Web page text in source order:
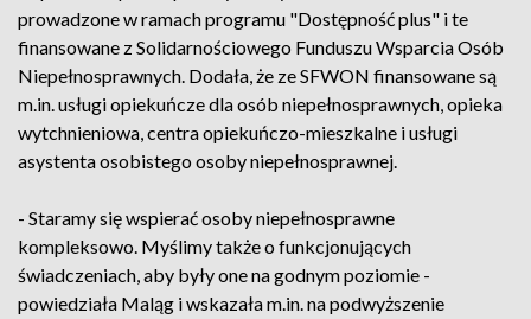
prowadzone w ramach programu "Dostępność plus" i te
finansowane z Solidarnościowego Funduszu Wsparcia Osób
Niepełnosprawnych. Dodała, że ze SFWON finansowane są
m.in. usługi opiekuńcze dla osób niepełnosprawnych, opieka
wytchnieniowa, centra opiekuńczo-mieszkalne i usługi
asystenta osobistego osoby niepełnosprawnej.
- Staramy się wspierać osoby niepełnosprawne
kompleksowo. Myślimy także o funkcjonujących
świadczeniach, aby były one na godnym poziomie -
powiedziała Maląg i wskazała m.in. na podwyższenie